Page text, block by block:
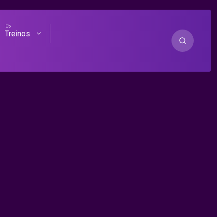
Treinos